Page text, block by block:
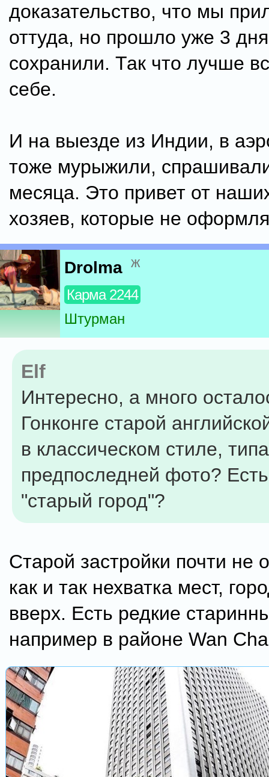
доказательство, что мы
оттуда, но прошло уже 3
сохранили. Так что лучше
себе.
И на выезде из Индии, в
тоже мурыжили,
месяца. Это привет от
хозяев, которые не
Drolma ж
Карма 2244
Штурман
Elf
Интересно, а много
Гонконге старой
в классическом стиле,
предпоследней фото?
"старый город"?
Старой застройки почти не
как и так нехватка мест,
вверх. Есть редкие
например в районе Wan